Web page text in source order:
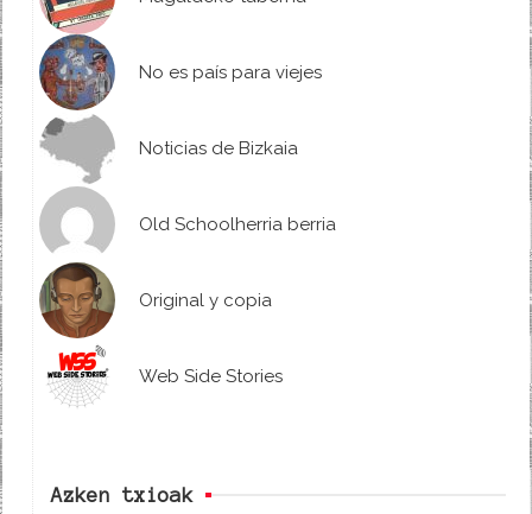
No es país para viejes
Noticias de Bizkaia
Old Schoolherria berria
Original y copia
Web Side Stories
Azken txioak